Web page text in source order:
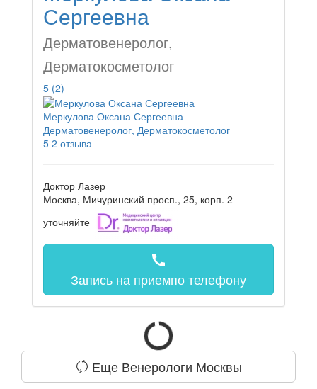
Сергеевна
Дерматовенеролог,
Дерматокосметолог
5 (2)
Меркулова Оксана Сергеевна
Дерматовенеролог, Дерматокосметолог
5 2 отзыва
Доктор Лазер
Москва, Мичуринский просп., 25, корп. 2
уточняйте
call
Запись на приемпо телефону
Еще Венерологи Москвы